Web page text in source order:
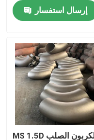
شفة أنابيب DIN
شفة الأنبوب ANSI
الشفاه القياسية GOST
BS 4504 شفة
شفة EN 1092
إرسال استفسار
MS 1.5D الكربون الصلب